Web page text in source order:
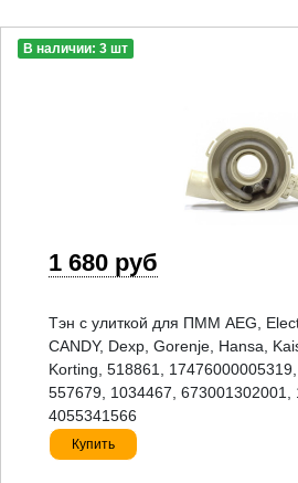
В наличии: 3 шт
1 680 руб
Тэн с улиткой для ПММ AEG,
CANDY, Dexp, Gorenje, Hansa,
Korting, 518861,
557679, 1034467, 673001302001,
4055341566
Купить